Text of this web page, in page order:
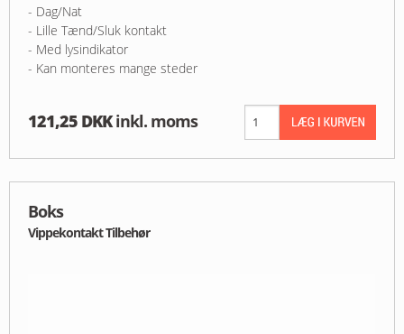
- Dag/Nat
- Lille Tænd/Sluk kontakt
- Med lysindikator
- Kan monteres mange steder
121,25 DKK inkl. moms
Boks
Vippekontakt Tilbehør